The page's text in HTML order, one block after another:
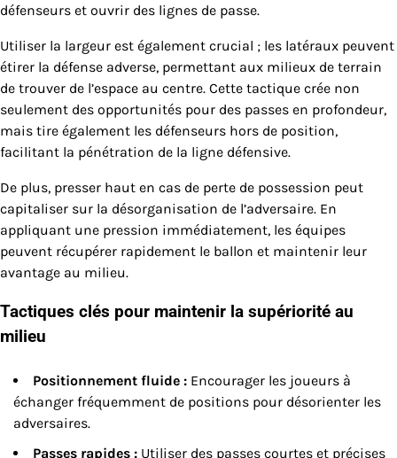
défenseurs et ouvrir des lignes de passe.
Utiliser la largeur est également crucial ; les latéraux peuvent
étirer la défense adverse, permettant aux milieux de terrain
de trouver de l’espace au centre. Cette tactique crée non
seulement des opportunités pour des passes en profondeur,
mais tire également les défenseurs hors de position,
facilitant la pénétration de la ligne défensive.
De plus, presser haut en cas de perte de possession peut
capitaliser sur la désorganisation de l’adversaire. En
appliquant une pression immédiatement, les équipes
peuvent récupérer rapidement le ballon et maintenir leur
avantage au milieu.
Tactiques clés pour maintenir la supériorité au
milieu
Positionnement fluide : Encourager les joueurs à
échanger fréquemment de positions pour désorienter les
adversaires.
Passes rapides : Utiliser des passes courtes et précises